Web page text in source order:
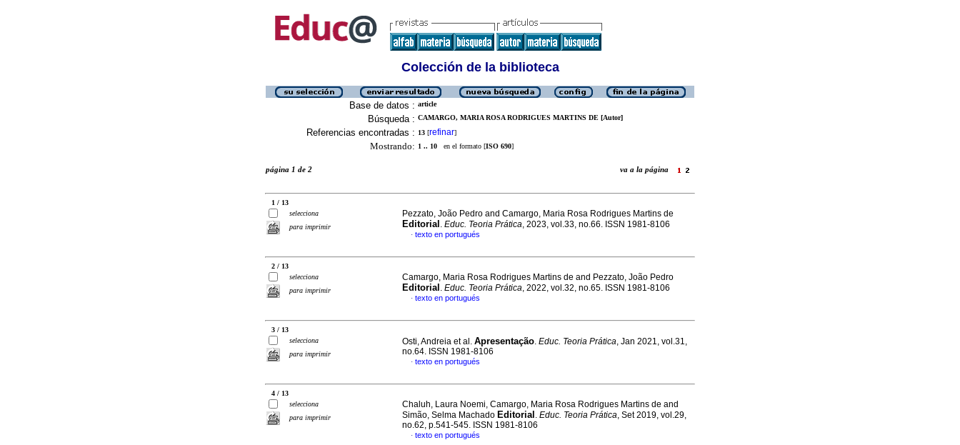
Colección de la biblioteca
Base de datos : article
Búsqueda : CAMARGO, MARIA ROSA RODRIGUES MARTINS DE [Autor]
Referencias encontradas : 13 [refinar]
Mostrando: 1 .. 10 en el formato [ISO 690]
página 1 de 2 va a la página
1 / 13
selecciona
para imprimir
Pezzato, João Pedro and Camargo, Maria Rosa Rodrigues Martins de
Editorial . Educ. Teoria Prática, 2023, vol.33, no.66. ISSN 1981-8106
· texto en portugués
2 / 13
selecciona
para imprimir
Camargo, Maria Rosa Rodrigues Martins de and Pezzato, João Pedro
Editorial . Educ. Teoria Prática, 2022, vol.32, no.65. ISSN 1981-8106
· texto en portugués
3 / 13
selecciona
para imprimir
Osti, Andreia et al. Apresentação. Educ. Teoria Prática, Jan 2021, vol.31,
no.64. ISSN 1981-8106
· texto en portugués
4 / 13
selecciona
para imprimir
Chaluh, Laura Noemi, Camargo, Maria Rosa Rodrigues Martins de and
Simão, Selma Machado Editorial . Educ. Teoria Prática, Set 2019, vol.29,
no.62, p.541-545. ISSN 1981-8106
· texto en portugués